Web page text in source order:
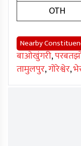
OTH
Nearby
बाओखुंगरी,
तामुलपुर,गोरेश्वेर,